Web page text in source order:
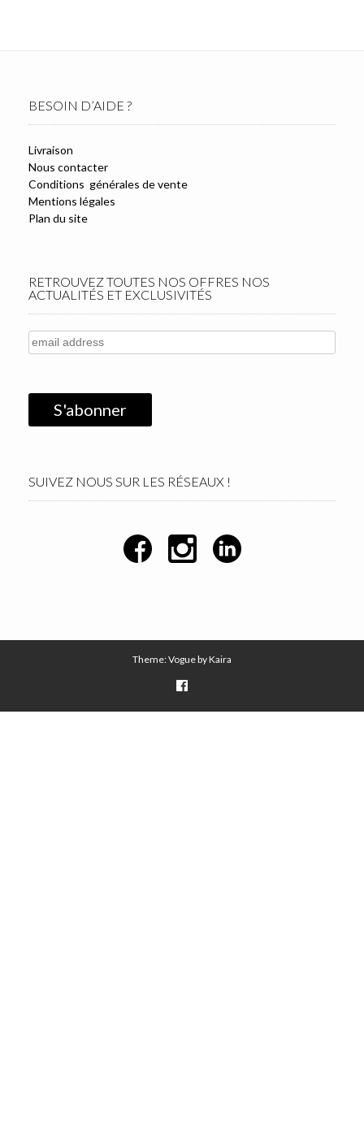
BESOIN D’AIDE ?
Livraison
Nous contacter
Conditions générales de vente
Mentions légales
Plan du site
RETROUVEZ TOUTES NOS OFFRES NOS
ACTUALITÉS ET EXCLUSIVITÉS
SUIVEZ NOUS SUR LES RÉSEAUX !
Theme: Vogue byKaira